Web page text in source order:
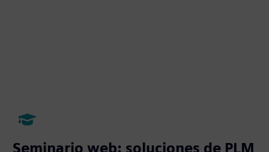
Seminario web: soluciones de PLM